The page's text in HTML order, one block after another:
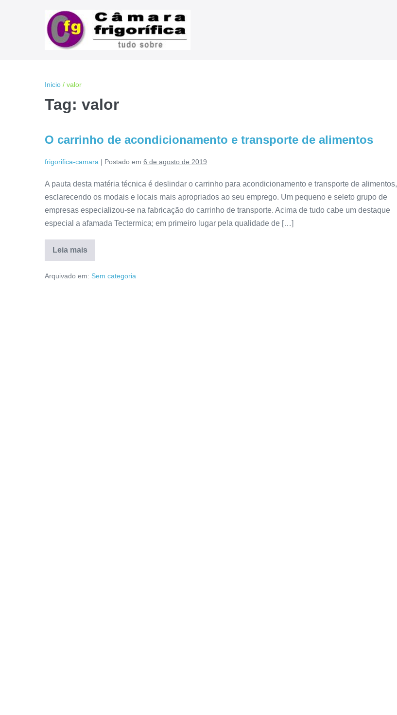
Inicio / valor
Tag: valor
O carrinho de acondicionamento e transporte de alimentos
frigorifica-camara | Postado em 6 de agosto de 2019
A pauta desta matéria técnica é deslindar o carrinho para acondicionamento e transporte de alimentos,
esclarecendo os modais e locais mais apropriados ao seu emprego. Um pequeno e seleto grupo de
empresas especializou-se na fabricação do carrinho de transporte. Acima de tudo cabe um destaque
especial a afamada Tectermica; em primeiro lugar pela qualidade de […]
Leia mais
O
carrinho
acondicionamento
Arquivado em: Sem categoria